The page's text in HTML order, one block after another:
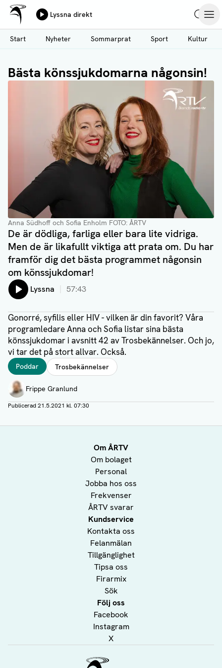
Hoppa
till
huvudinnehåll
Ålands Radio & TV
Lyssna direkt
Start
Nyheter Sommarprat Sport Kultur
Bästa könssjukdomarna någonsin!
Anna Südhoff och Sofia Enholm FOTO: ÅRTV
De är dödliga, farliga eller bara lite vidriga.
Men de är likafullt viktiga att prata om. Du har
framför dig det bästa programmet någonsin
om könssjukdomar!
Lyssna 57:43
Gonorré, syfilis eller HIV - vilken är din favorit? Våra
programledare Anna och Sofia listar sina bästa
könssjukdomar i avsnitt 42 av Trosbekännelser. Och jo,
vi tar det på stort allvar. Också.
Taggar
Poddar Trosbekännelser
Författare
Frippe Granlund
Publicerad21.5.2021 kl. 07:30
Om ÅRTV
Om bolaget
Personal
Jobba hos oss
Frekvenser
ÅRTV svarar
Kundservice
Kontakta oss
Felanmälan
Tillgänglighet
Tipsa oss
Firarmix
Sök
Följ oss
Facebook
Instagram
X